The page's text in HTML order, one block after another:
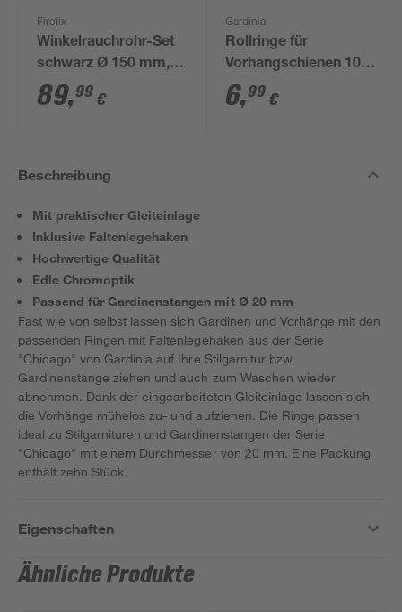
Firefix
Winkelrauchrohr-Set
schwarz Ø 150 mm,
3-teilig
89,99 €
Gardinia
Rollringe für
Vorhangschienen 100
Stück
6,99 €
Beschreibung
Mit praktischer Gleiteinlage
Inklusive Faltenlegehaken
Hochwertige Qualität
Edle Chromoptik
Passend für Gardinenstangen mit Ø 20 mm
Fast wie von selbst lassen sich Gardinen und Vorhänge mit den
passenden Ringen mit Faltenlegehaken aus der Serie
"Chicago" von Gardinia auf Ihre Stilgarnitur bzw.
Gardinenstange ziehen und auch zum Waschen wieder
abnehmen. Dank der eingearbeiteten Gleiteinlage lassen sich
die Vorhänge mühelos zu- und aufziehen. Die Ringe passen
ideal zu Stilgarnituren und Gardinenstangen der Serie
"Chicago" mit einem Durchmesser von 20 mm. Eine Packung
enthält zehn Stück.
Eigenschaften
Ähnliche Produkte